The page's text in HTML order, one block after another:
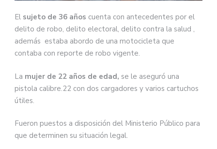
El sujeto de 36 años cuenta con antecedentes por el
delito de robo, delito electoral, delito contra la salud ,
además estaba abordo de una motocicleta que
contaba con reporte de robo vigente.
La mujer de 22 años de edad, se le aseguró una
pistola calibre.22 con dos cargadores y varios cartuchos
útiles.
Fueron puestos a disposición del Ministerio Público para
que determinen su situación legal.